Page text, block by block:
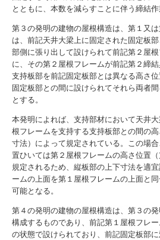
とともに、本数を減らすことに伴う締結
第３の発明の建物の屋根構造は、第１又
は、前記天井大梁上に固定された固定板
部側に張り出して設けられて前記第２屋
に、その第２屋根フレームが前記第２締
支持板部を前記固定板部とは異なる高さ
固定板部との間に設けられてそれら両者
とする。
本発明によれば、支持部材において天井
根フレームを支持する支持板部との間の
寸法）によって規定されている。この場
置ひいては第２屋根フレームの高さ位置
規定されるため、縦板部の上下寸法を適
ームの上面を第１屋根フレームの上面と
可能となる。
第４の発明の建物の屋根構造は、第３の
構成するものであり、前記第１屋根フレ
の状態で設けられており、前記固定板部